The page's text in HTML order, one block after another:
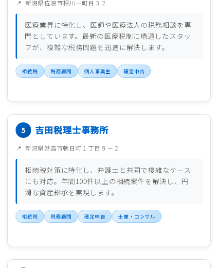
新潟県佐渡市相川一町目３２
医療業界に特化し、医師や医療法人の税務相談を専
門としています。最新の医療税制に精通したスタッ
フが、複雑な税務問題を迅速に解決します。
相続税 税務顧問 個人事業主 確定申告
吉田税理士事務所
新潟県妙高市朝日町１丁目９－２
相続税対策に特化し、弁護士と共同で複雑なケース
にも対応。年間100件以上の相続案件を解決し、円
滑な資産継承を実現します。
相続税 税務顧問 確定申告 士業・コンサル